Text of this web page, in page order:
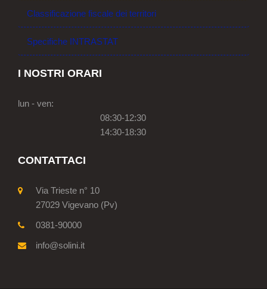
Classificazione fiscale dei territori
Specifiche INTRASTAT
I NOSTRI ORARI
lun - ven:
08:30-12:30
14:30-18:30
CONTATTACI
Via Trieste n° 10
27029 Vigevano (Pv)
0381-90000
info@solini.it